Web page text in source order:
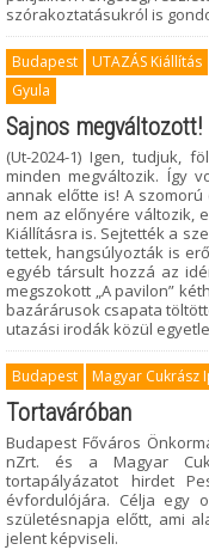
szórakoztatásukról is
Budapest UTAZÁS Kiállítás
Gyula
Sajnos
(Ut-2024-1) Igen, tudjuk,
minden megváltozik. Így
annak előtte is! A
nem az előnyére változik,
Kiállításra is. Sejtették a
tettek, hangsúlyozták is
egyéb társult hozzá az
megszokott „A pavilon”
bazárárusok csapata
utazási irodák közül
Budapest Magyar Cukrász
Tortaváróban
Budapest Főváros
nZrt. és a Magyar
tortapályázatot hirdet
évfordulójára. Célja egy
születésnapja előtt, ami
jelent képviseli.